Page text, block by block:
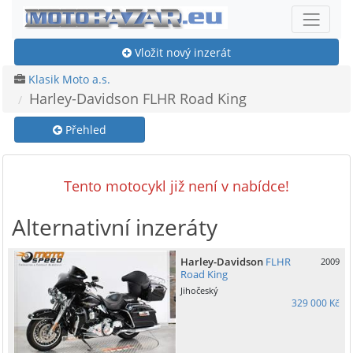
Vložit nový inzerát
Klasik Moto a.s.
Harley-Davidson FLHR Road King
Přehled
Tento motocykl již není v nabídce!
Alternativní inzeráty
Harley-Davidson FLHR
Road King
2009
Jihočeský
329 000 Kč